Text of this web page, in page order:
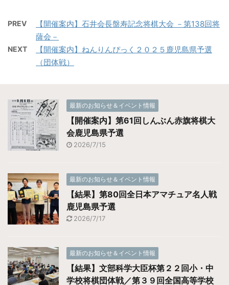
PREV
【開催案内】石井会長盤寿記念将棋大会 －第138回将
薩会－
NEXT
【開催案内】ねんりんぴっく２０２５鹿児島県予選
（団体戦）
最新のお知らせ＆イベント情報
【開催案内】第61回しんぶん赤旗将棋大
会鹿児島県予選
2026/7/15
最新のお知らせ＆イベント情報
【結果】第80回全日本アマチュア名人戦
鹿児島県予選
2026/7/17
最新のお知らせ＆イベント情報
【結果】文部科学大臣杯第２２回小・中
学校将棋団体戦／第３９回全国高等学校